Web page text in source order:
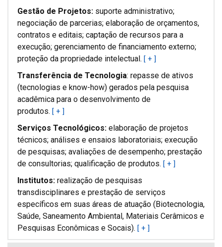
Gestão de Projetos: suporte administrativo;
negociação de parcerias; elaboração de orçamentos,
contratos e editais; captação de recursos para a
execução; gerenciamento de financiamento externo;
proteção da propriedade intelectual. [ + ]
Transferência de Tecnologia: repasse de ativos
(tecnologias e know-how) gerados pela pesquisa
acadêmica para o desenvolvimento de
produtos. [ + ]
Serviços Tecnológicos: elaboração de projetos
técnicos; análises e ensaios laboratoriais; execução
de pesquisas; avaliações de desempenho; prestação
de consultorias; qualificação de produtos. [ + ]
Institutos: realização de pesquisas
transdisciplinares e prestação de serviços
específicos em suas áreas de atuação (Biotecnologia,
Saúde, Saneamento Ambiental, Materiais Cerâmicos e
Pesquisas Econômicas e Socais). [ + ]